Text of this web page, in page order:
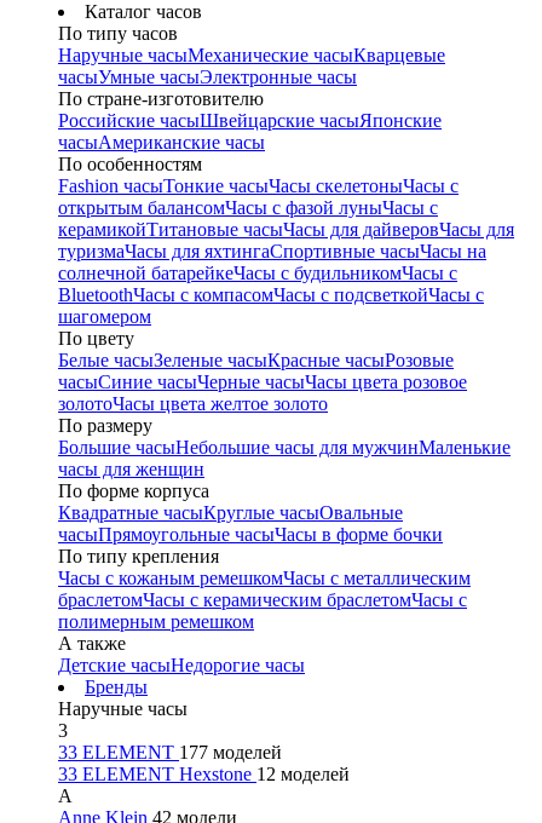
Каталог часов
По типу часов
Наручные часыМеханические часыКварцевые
часыУмные часыЭлектронные часы
По стране-изготовителю
Российские часыШвейцарские часыЯпонские
часыАмериканские часы
По особенностям
Fashion часыТонкие часыЧасы скелетоныЧасы с
открытым балансомЧасы с фазой луныЧасы с
керамикойТитановые часыЧасы для дайверовЧасы для
туризмаЧасы для яхтингаСпортивные часыЧасы на
солнечной батарейкеЧасы с будильникомЧасы с
BluetoothЧасы с компасомЧасы с подсветкойЧасы с
шагомером
По цвету
Белые часыЗеленые часыКрасные часыРозовые
часыСиние часыЧерные часыЧасы цвета розовое
золотоЧасы цвета желтое золото
По размеру
Большие часыНебольшие часы для мужчинМаленькие
часы для женщин
По форме корпуса
Квадратные часыКруглые часыОвальные
часыПрямоугольные часыЧасы в форме бочки
По типу крепления
Часы с кожаным ремешкомЧасы с металлическим
браслетомЧасы с керамическим браслетомЧасы с
полимерным ремешком
А также
Детские часыНедорогие часы
Бренды
Наручные часы
3
33 ELEMENT 177 моделей
33 ELEMENT Hexstone 12 моделей
A
Anne Klein 42 модели